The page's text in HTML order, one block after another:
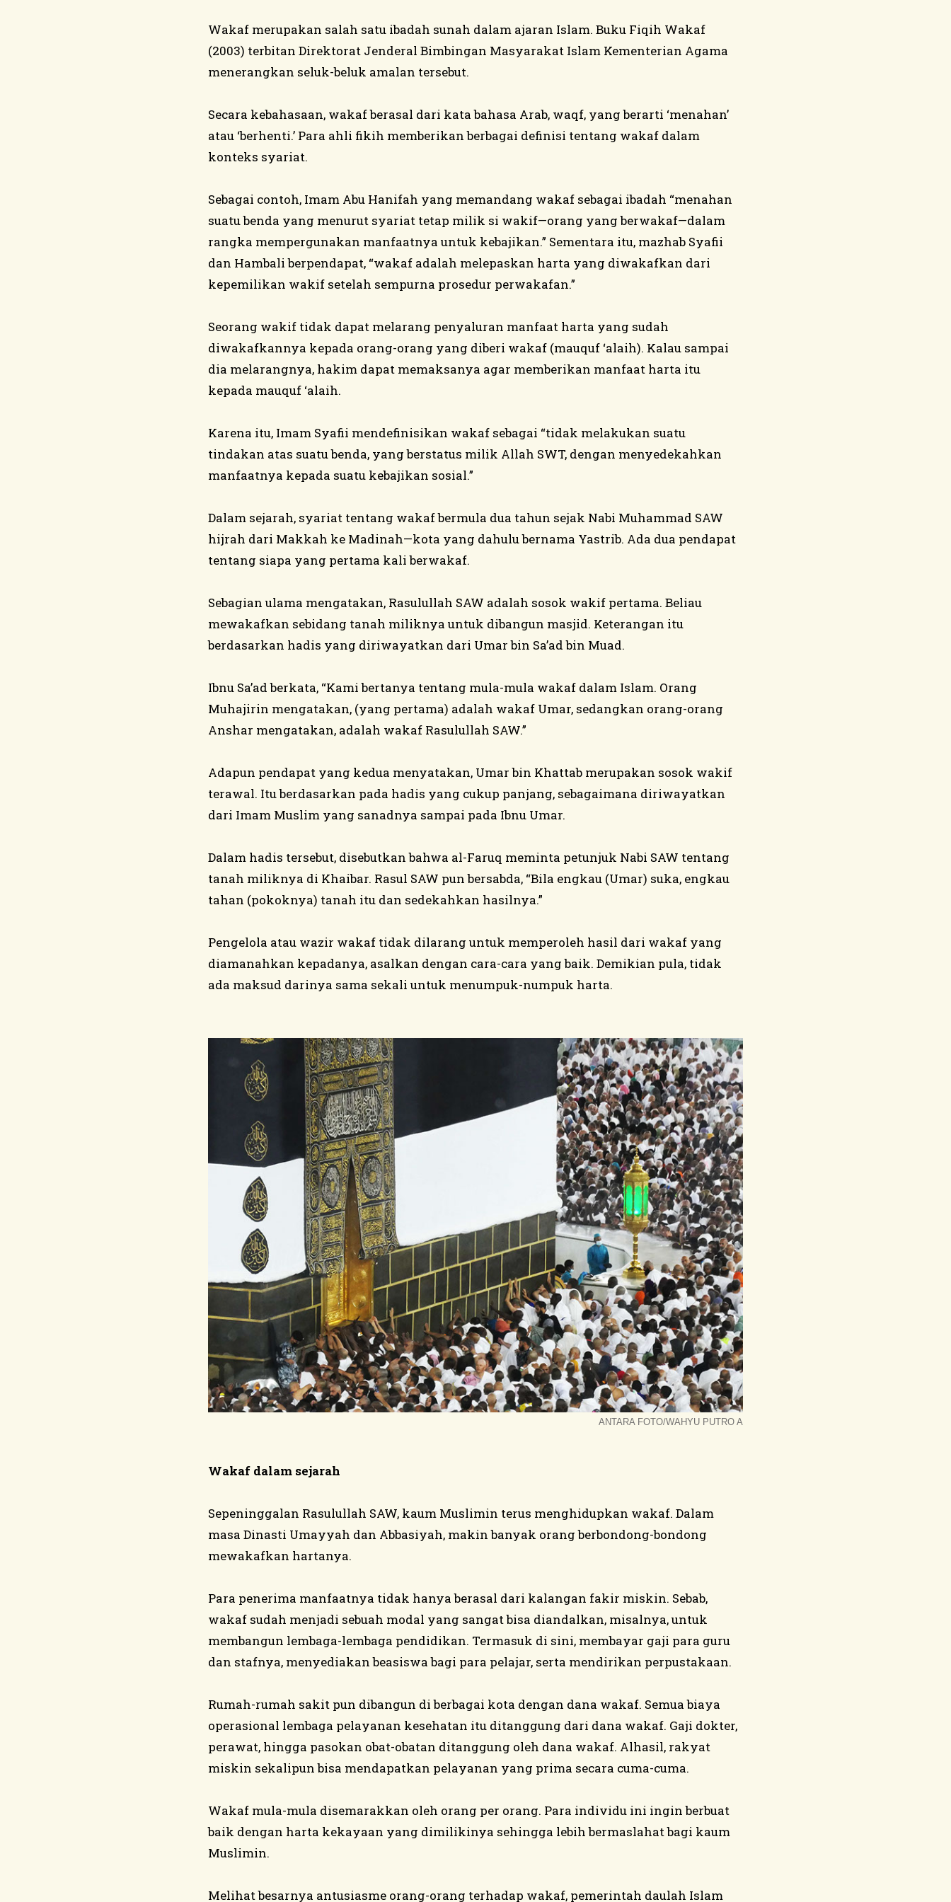
Wakaf merupakan salah satu ibadah sunah dalam ajaran Islam. Buku Fiqih Wakaf
(2003) terbitan Direktorat Jenderal Bimbingan Masyarakat Islam Kementerian Agama
menerangkan seluk-beluk amalan tersebut.
Secara kebahasaan, wakaf berasal dari kata bahasa Arab, waqf, yang berarti ‘menahan’
atau ‘berhenti.’ Para ahli fikih memberikan berbagai definisi tentang wakaf dalam
konteks syariat.
Sebagai contoh, Imam Abu Hanifah yang memandang wakaf sebagai ibadah “menahan
suatu benda yang menurut syariat tetap milik si wakif—orang yang berwakaf—dalam
rangka mempergunakan manfaatnya untuk kebajikan.” Sementara itu, mazhab Syafii
dan Hambali berpendapat, “wakaf adalah melepaskan harta yang diwakafkan dari
kepemilikan wakif setelah sempurna prosedur perwakafan.”
Seorang wakif tidak dapat melarang penyaluran manfaat harta yang sudah
diwakafkannya kepada orang-orang yang diberi wakaf (mauquf ‘alaih). Kalau sampai
dia melarangnya, hakim dapat memaksanya agar memberikan manfaat harta itu
kepada mauquf ‘alaih.
Karena itu, Imam Syafii mendefinisikan wakaf sebagai “tidak melakukan suatu
tindakan atas suatu benda, yang berstatus milik Allah SWT, dengan menyedekahkan
manfaatnya kepada suatu kebajikan sosial.”
Dalam sejarah, syariat tentang wakaf bermula dua tahun sejak Nabi Muhammad SAW
hijrah dari Makkah ke Madinah—kota yang dahulu bernama Yastrib. Ada dua pendapat
tentang siapa yang pertama kali berwakaf.
Sebagian ulama mengatakan, Rasulullah SAW adalah sosok wakif pertama. Beliau
mewakafkan sebidang tanah miliknya untuk dibangun masjid. Keterangan itu
berdasarkan hadis yang diriwayatkan dari Umar bin Sa’ad bin Muad.
Ibnu Sa’ad berkata, “Kami bertanya tentang mula-mula wakaf dalam Islam. Orang
Muhajirin mengatakan, (yang pertama) adalah wakaf Umar, sedangkan orang-orang
Anshar mengatakan, adalah wakaf Rasulullah SAW.”
Adapun pendapat yang kedua menyatakan, Umar bin Khattab merupakan sosok wakif
terawal. Itu berdasarkan pada hadis yang cukup panjang, sebagaimana diriwayatkan
dari Imam Muslim yang sanadnya sampai pada Ibnu Umar.
Dalam hadis tersebut, disebutkan bahwa al-Faruq meminta petunjuk Nabi SAW tentang
tanah miliknya di Khaibar. Rasul SAW pun bersabda, “Bila engkau (Umar) suka, engkau
tahan (pokoknya) tanah itu dan sedekahkan hasilnya.”
Pengelola atau wazir wakaf tidak dilarang untuk memperoleh hasil dari wakaf yang
diamanahkan kepadanya, asalkan dengan cara-cara yang baik. Demikian pula, tidak
ada maksud darinya sama sekali untuk menumpuk-numpuk harta.
ANTARA FOTO/WAHYU PUTRO A
Wakaf dalam sejarah
Sepeninggalan Rasulullah SAW, kaum Muslimin terus menghidupkan wakaf. Dalam
masa Dinasti Umayyah dan Abbasiyah, makin banyak orang berbondong-bondong
mewakafkan hartanya.
Para penerima manfaatnya tidak hanya berasal dari kalangan fakir miskin. Sebab,
wakaf sudah menjadi sebuah modal yang sangat bisa diandalkan, misalnya, untuk
membangun lembaga-lembaga pendidikan. Termasuk di sini, membayar gaji para guru
dan stafnya, menyediakan beasiswa bagi para pelajar, serta mendirikan perpustakaan.
Rumah-rumah sakit pun dibangun di berbagai kota dengan dana wakaf. Semua biaya
operasional lembaga pelayanan kesehatan itu ditanggung dari dana wakaf. Gaji dokter,
perawat, hingga pasokan obat-obatan ditanggung oleh dana wakaf. Alhasil, rakyat
miskin sekalipun bisa mendapatkan pelayanan yang prima secara cuma-cuma.
Wakaf mula-mula disemarakkan oleh orang per orang. Para individu ini ingin berbuat
baik dengan harta kekayaan yang dimilikinya sehingga lebih bermaslahat bagi kaum
Muslimin.
Melihat besarnya antusiasme orang-orang terhadap wakaf, pemerintah daulah Islam